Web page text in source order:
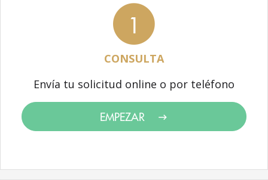
1
CONSULTA
Envía tu solicitud online o por teléfono
EMPEZAR